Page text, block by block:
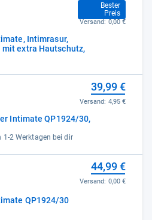
Intimrasur,
mit extra Hautschutz,
Bester
Preis
39,99 €
Versand: 0,00 €
Intimate QP1924/30,
1-2 Werktagen bei dir
39,99 €
Versand: 4,95 €
QP1924/30
44,99 €
Versand: 0,00 €